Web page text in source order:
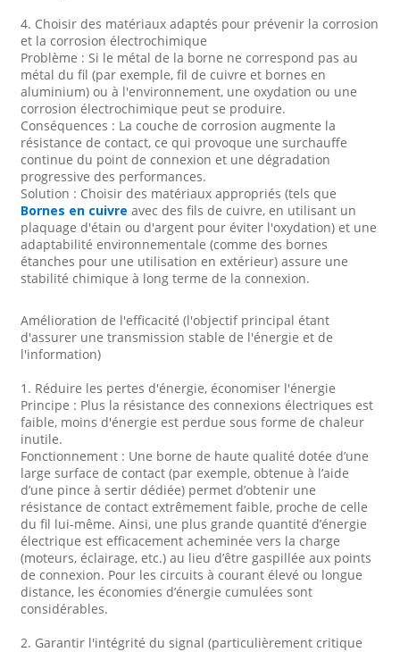
4. Choisir des matériaux adaptés pour prévenir la corrosion
et la corrosion électrochimique
Problème : Si le métal de la borne ne correspond pas au
métal du fil (par exemple, fil de cuivre et bornes en
aluminium) ou à l'environnement, une oxydation ou une
corrosion électrochimique peut se produire.
Conséquences : La couche de corrosion augmente la
résistance de contact, ce qui provoque une surchauffe
continue du point de connexion et une dégradation
progressive des performances.
Solution : Choisir des matériaux appropriés (tels que
Bornes en cuivre avec des fils de cuivre, en utilisant un
plaquage d'étain ou d'argent pour éviter l'oxydation) et une
adaptabilité environnementale (comme des bornes
étanches pour une utilisation en extérieur) assure une
stabilité chimique à long terme de la connexion.
Amélioration de l'efficacité (l'objectif principal étant
d'assurer une transmission stable de l'énergie et de
l'information)
1. Réduire les pertes d'énergie, économiser l'énergie
Principe : Plus la résistance des connexions électriques est
faible, moins d'énergie est perdue sous forme de chaleur
inutile.
Fonctionnement : Une borne de haute qualité dotée d’une
large surface de contact (par exemple, obtenue à l’aide
d’une pince à sertir dédiée) permet d’obtenir une
résistance de contact extrêmement faible, proche de celle
du fil lui-même. Ainsi, une plus grande quantité d’énergie
électrique est efficacement acheminée vers la charge
(moteurs, éclairage, etc.) au lieu d’être gaspillée aux points
de connexion. Pour les circuits à courant élevé ou longue
distance, les économies d’énergie cumulées sont
considérables.
2. Garantir l'intégrité du signal (particulièrement critique